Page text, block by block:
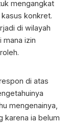
mengangkat
konkret.
di wilayah
mana izin
di atas
mengenainya,
karena ia belum